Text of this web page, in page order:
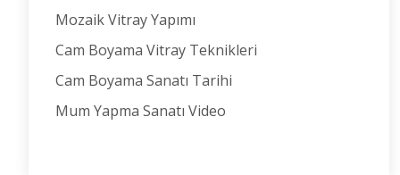
Mozaik Vitray Yapımı
Cam Boyama Vitray Teknikleri
Cam Boyama Sanatı Tarihi
Mum Yapma Sanatı Video